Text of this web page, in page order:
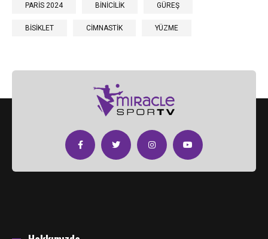
PARİS 2024 BİNİCİLİK GÜREŞ
BİSİKLET CİMNASTİK YÜZME